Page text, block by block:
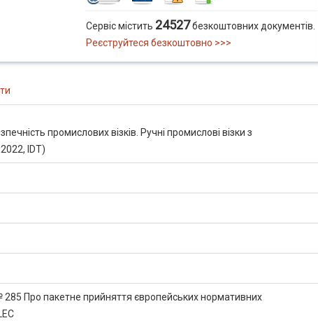
Сервіс містить 24527безкоштовних документів.
Реєструйтеся безкоштовно >>>
промислових візків. Ручні промислові візки з
IDT)
285 Про пакетне прийняття європейських нормативних